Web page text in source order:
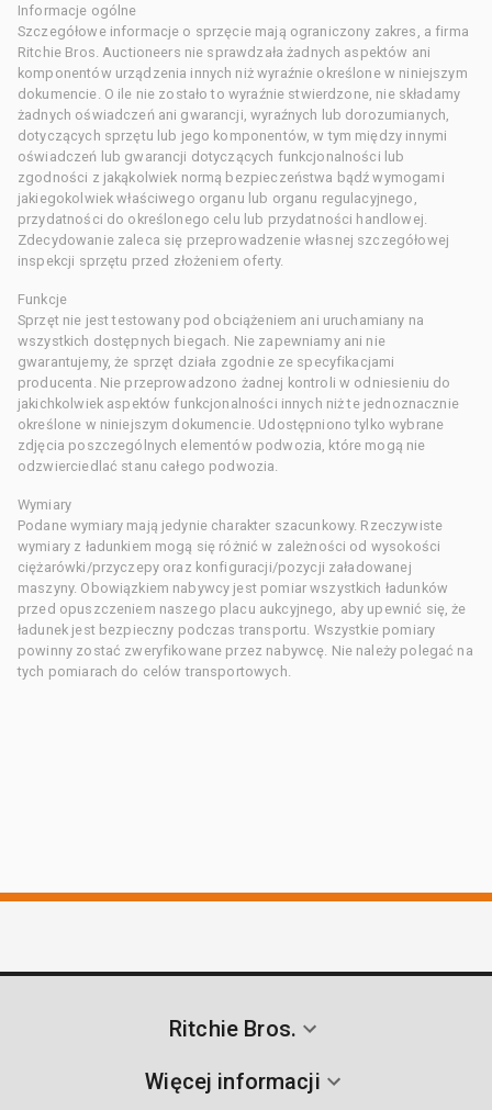
Informacje ogólne
Szczegółowe informacje o sprzęcie mają ograniczony zakres, a firma
Ritchie Bros. Auctioneers nie sprawdzała żadnych aspektów ani
komponentów urządzenia innych niż wyraźnie określone w niniejszym
dokumencie. O ile nie zostało to wyraźnie stwierdzone, nie składamy
żadnych oświadczeń ani gwarancji, wyraźnych lub dorozumianych,
dotyczących sprzętu lub jego komponentów, w tym między innymi
oświadczeń lub gwarancji dotyczących funkcjonalności lub
zgodności z jakąkolwiek normą bezpieczeństwa bądź wymogami
jakiegokolwiek właściwego organu lub organu regulacyjnego,
przydatności do określonego celu lub przydatności handlowej.
Zdecydowanie zaleca się przeprowadzenie własnej szczegółowej
inspekcji sprzętu przed złożeniem oferty.
Funkcje
Sprzęt nie jest testowany pod obciążeniem ani uruchamiany na
wszystkich dostępnych biegach. Nie zapewniamy ani nie
gwarantujemy, że sprzęt działa zgodnie ze specyfikacjami
producenta. Nie przeprowadzono żadnej kontroli w odniesieniu do
jakichkolwiek aspektów funkcjonalności innych niż te jednoznacznie
określone w niniejszym dokumencie. Udostępniono tylko wybrane
zdjęcia poszczególnych elementów podwozia, które mogą nie
odzwierciedlać stanu całego podwozia.
Wymiary
Podane wymiary mają jedynie charakter szacunkowy. Rzeczywiste
wymiary z ładunkiem mogą się różnić w zależności od wysokości
ciężarówki/przyczepy oraz konfiguracji/pozycji załadowanej
maszyny. Obowiązkiem nabywcy jest pomiar wszystkich ładunków
przed opuszczeniem naszego placu aukcyjnego, aby upewnić się, że
ładunek jest bezpieczny podczas transportu. Wszystkie pomiary
powinny zostać zweryfikowane przez nabywcę. Nie należy polegać na
tych pomiarach do celów transportowych.
Ritchie Bros.
Więcej informacji